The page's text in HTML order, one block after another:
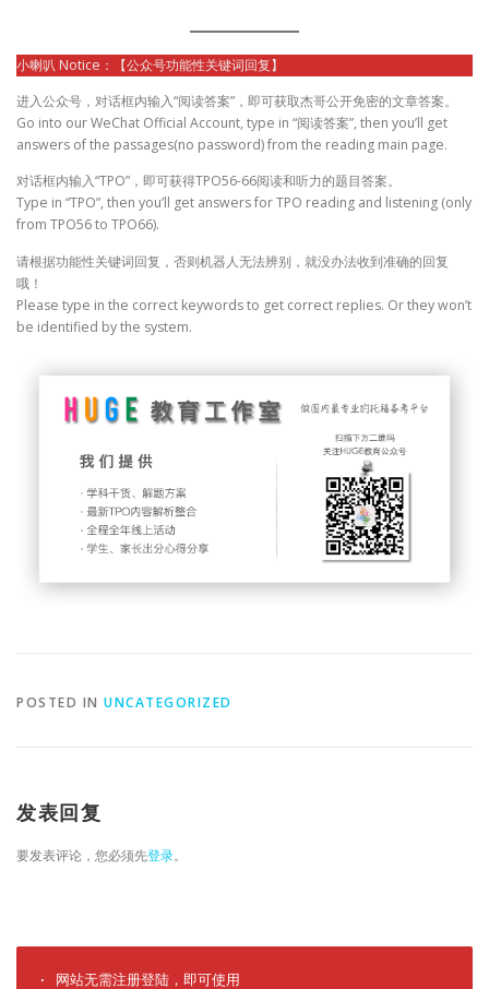
小喇叭 Notice：【公众号功能性关键词回复】
进入公众号，对话框内输入“阅读答案”，即可获取杰哥公开免密的文章答案。
Go into our WeChat Official Account, type in “阅读答案”, then you’ll get
answers of the passages(no password) from the reading main page.
对话框内输入“TPO”，即可获得TPO56-66阅读和听力的题目答案。
Type in “TPO”, then you’ll get answers for TPO reading and listening (only
from TPO56 to TPO66).
请根据功能性关键词回复，否则机器人无法辨别，就没办法收到准确的回复
哦！
Please type in the correct keywords to get correct replies. Or they won’t
be identified by the system.
POSTED IN UNCATEGORIZED
发表回复
要发表评论，您必须先登录。
· 网站无需注册登陆，即可使用